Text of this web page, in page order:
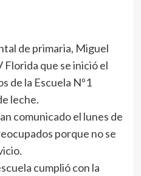
de primaria, Miguel
Florida que se inició el
de la Escuela Nº1
leche.
comunicado el lunes de
porque no se
cumplió con la